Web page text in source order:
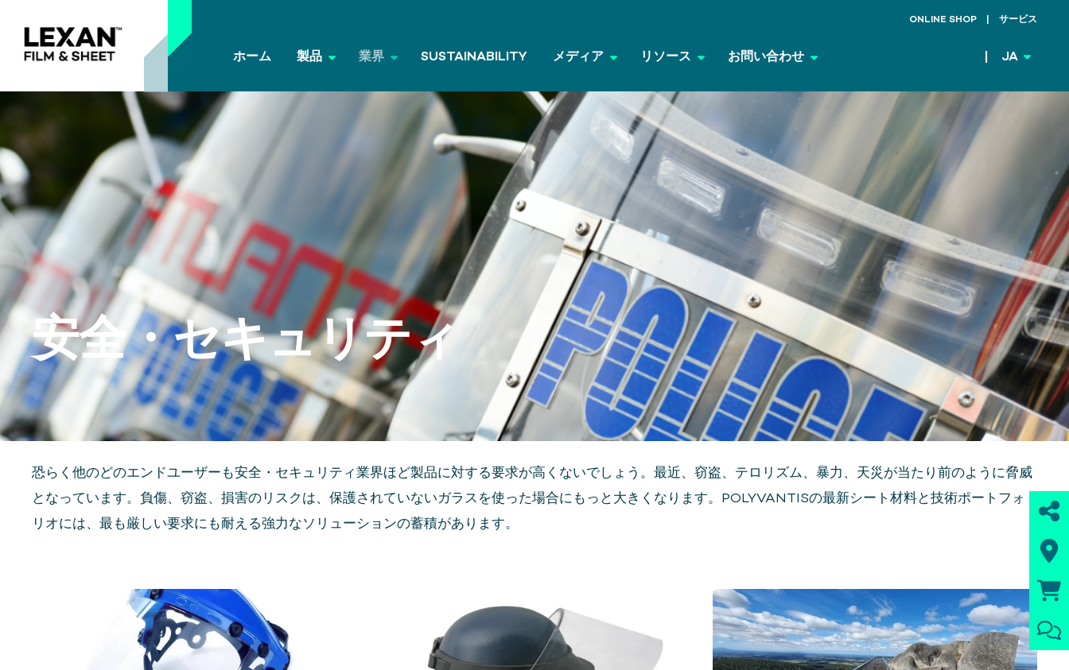
ONLINE SHOP サービス
ホーム 製品 業界 SUSTAINABILITY メディア リソース お問い合わせ JA
安全・セキュリティ
恐らく他のどのエンドユーザーも安全・セキュリティ業界ほど製品に対する要求が高くないでしょう。最近、窃盗、テロリズム、暴力、天災が当たり前のように脅威
となっています。負傷、窃盗、損害のリスクは、保護されていないガラスを使った場合にもっと大きくなります。POLYVANTISの最新シート材料と技術ポートフォ
リオには、最も厳しい要求にも耐える強力なソリューションの蓄積があります。